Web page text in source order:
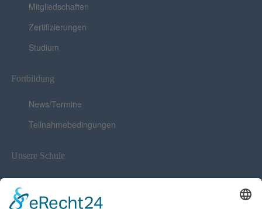
Mitgliedschaften
Zertifizierungen
Studium
Fortbildung
News/Termine
Teilnahmebedingungen
Unsere Schule
News
Stellenausschreibung